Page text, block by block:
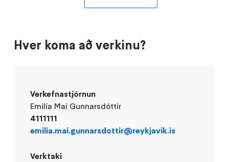
Hver koma að verkinu?
Verkefnastjórnun
Emilía Maí Gunnarsdóttir
4111111
emilia.mai.gunnarsdottir@reykjavik.is
Verktaki